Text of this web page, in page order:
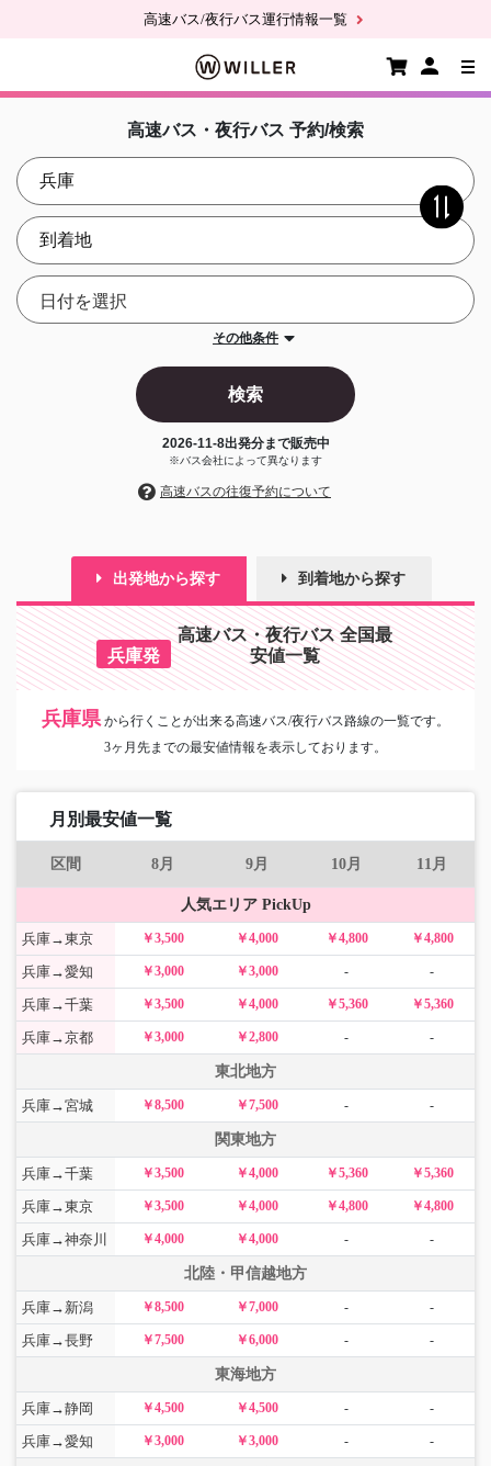
高速バス/夜行バス運行情報一覧
高速バス・夜行バス 予約/検索
その他条件
検索
2026-11-8出発分まで販売中
※バス会社によって異なります
高速バスの往復予約について
出発地から探す 到着地から探す
兵庫発
高速バス・夜行バス 全国最
安値一覧
兵庫県 から行くことが出来る高速バス/夜行バス路線の一覧です。
3ヶ月先までの最安値情報を表示しております。
月別最安値一覧
区間 8月 9月 10月 11月
人気エリア PickUp
兵庫→東京 ￥3,500 ￥4,000 ￥4,800 ￥4,800
兵庫→愛知 ￥3,000 ￥3,000 - -
兵庫→千葉 ￥3,500 ￥4,000 ￥5,360 ￥5,360
兵庫→京都 ￥3,000 ￥2,800 - -
東北地方
兵庫→宮城 ￥8,500 ￥7,500 - -
関東地方
兵庫→千葉 ￥3,500 ￥4,000 ￥5,360 ￥5,360
兵庫→東京 ￥3,500 ￥4,000 ￥4,800 ￥4,800
兵庫→神奈川 ￥4,000 ￥4,000 - -
北陸・甲信越地方
兵庫→新潟 ￥8,500 ￥7,000 - -
兵庫→長野 ￥7,500 ￥6,000 - -
東海地方
兵庫→静岡 ￥4,500 ￥4,500 - -
兵庫→愛知 ￥3,000 ￥3,000 - -